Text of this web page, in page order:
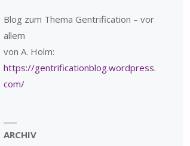
Blog zum Thema Gentrification – vor
allem
von A. Holm:
https://gentrificationblog.wordpress.
com/
ARCHIV